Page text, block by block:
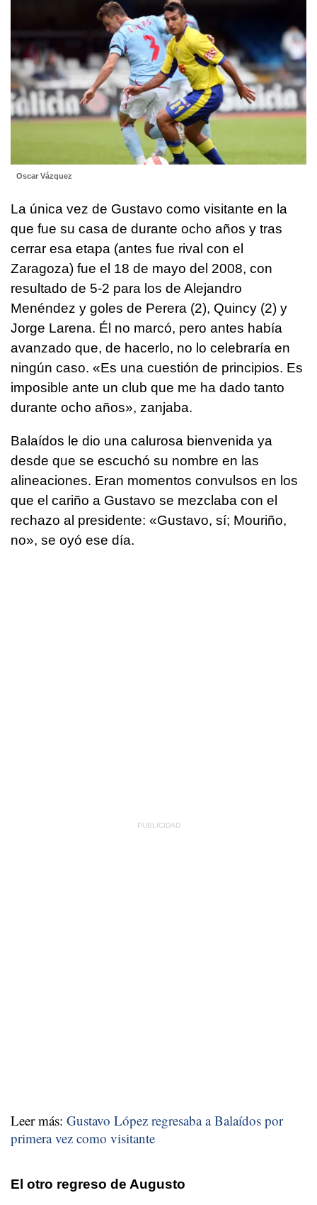
Oscar Vázquez
La única vez de Gustavo como visitante en la
que fue su casa de durante ocho años y tras
cerrar esa etapa (antes fue rival con el
Zaragoza) fue el 18 de mayo del 2008, con
resultado de 5-2 para los de Alejandro
Menéndez y goles de Perera (2), Quincy (2) y
Jorge Larena. Él no marcó, pero antes había
avanzado que, de hacerlo, no lo celebraría en
ningún caso. «Es una cuestión de principios. Es
imposible ante un club que me ha dado tanto
durante ocho años», zanjaba.
Balaídos le dio una calurosa bienvenida ya
desde que se escuchó su nombre en las
alineaciones. Eran momentos convulsos en los
que el cariño a Gustavo se mezclaba con el
rechazo al presidente: «Gustavo, sí; Mouriño,
no», se oyó ese día.
Leer más: Gustavo López regresaba a Balaídos por
primera vez como visitante
El otro regreso de Augusto